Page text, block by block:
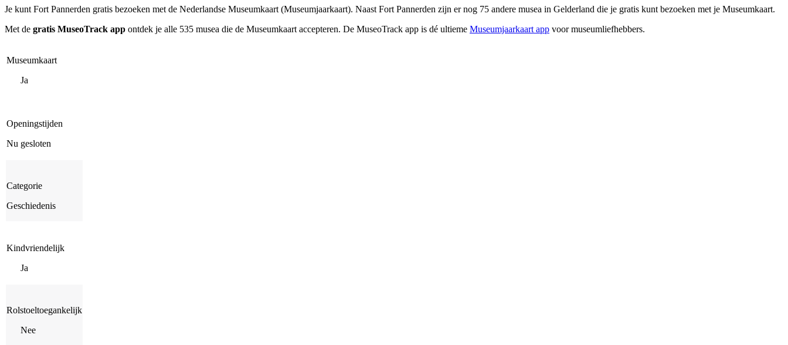
Je kunt Fort Pannerden gratis bezoeken met de Nederlandse Museumkaart (Museumjaarkaart). Naast Fort Pannerden zijn er nog 75 andere musea in Gelderland die je gratis kunt bezoeken met je Museumkaart.
Met de gratis MuseoTrack app ontdek je alle 535 musea die de Museumkaart accepteren. De MuseoTrack app is dé ultieme Museumjaarkaart app voor museumliefhebbers.
Museumkaart
Ja
Openingstijden
Nu gesloten
Categorie
Geschiedenis
Kindvriendelijk
Ja
Rolstoeltoegankelijk
Nee